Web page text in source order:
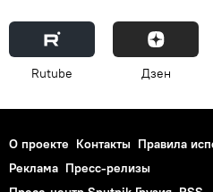
Rutube Дзен
О проекте Контакты Правила
Реклама Пресс-релизы